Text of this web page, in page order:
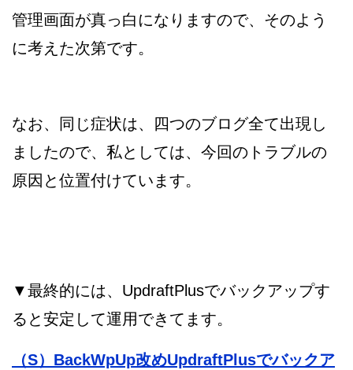
管理画面が真っ白になりますので、そのよう
に考えた次第です。
なお、同じ症状は、四つのブログ全て出現し
ましたので、私としては、今回のトラブルの
原因と位置付けています。
▼最終的には、UpdraftPlusでバックアップす
ると安定して運用できてます。
（S）BackWpUp改めUpdraftPlusでバックア